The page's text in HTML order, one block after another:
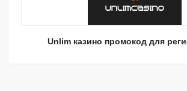
Unlim казино промокод для